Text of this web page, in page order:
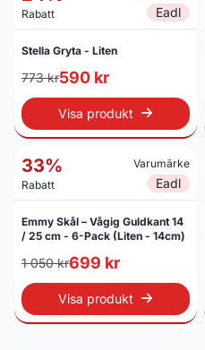
Rabatt Eadl
Stella Gryta - Liten
773 kr590 kr
Visa produkt
33%
Rabatt
Varumärke
Eadl
Emmy Skål – Vågig Guldkant 14
/ 25 cm - 6-Pack (Liten - 14cm)
1 050 kr699 kr
Visa produkt